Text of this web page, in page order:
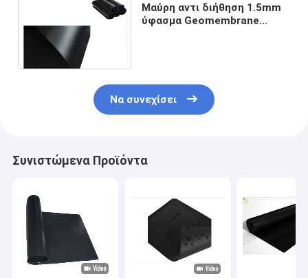
Μαύρη αντι διήθηση 1.5mm
ύφασμα Geomembrane
Να συνεχίσει
Συνιστώμενα Προϊόντα